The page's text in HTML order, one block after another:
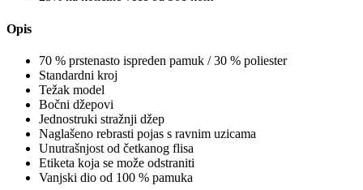
Opis
70 % prstenasto ispreden pamuk / 30 % poliester
Standardni kroj
Težak model
Bočni džepovi
Jednostruki stražnji džep
Naglašeno rebrasti pojas s ravnim uzicama
Unutrašnjost od četkanog flisa
Etiketa koja se može odstraniti
Vanjski dio od 100 % pamuka